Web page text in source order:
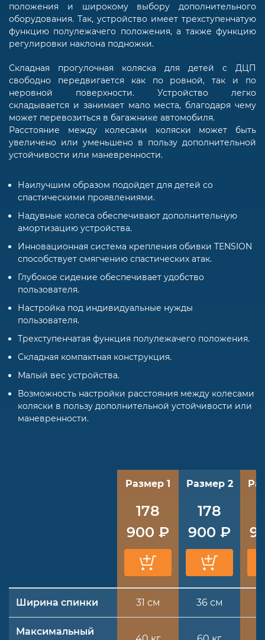
положения и широкому выбору дополнительного
оборудования. Так, устройство имеет трехступенчатую
функцию полулежачего положения, а также функцию
регулировки наклона подножки.
Складная прогулочная коляска для детей с ДЦП
свободно передвигается как по ровной, так и по
неровной поверхности. Устройство легко
складывается и занимает мало места, благодаря чему
может перевозиться в багажнике автомобиля.
Расстояние между колесами коляски может быть
увеличено или уменьшено в пользу дополнительной
устойчивости или маневренности.
Наилучшим образом подойдет для детей со
спастическими проявлениями.
Надувные колеса обеспечивают дополнительную
амортизацию устройства.
Инновационная система крепления обивки TENSION
способствует смягчению спастических атак.
Глубокое сидение обеспечивает удобство
пользователя.
Настройка под индивидуальные нужды
пользователя.
Трехступенчатая функция полулежачего положения.
Складная компактная конструкция.
Малый вес устройства.
Возможность настройки расстояния между колесами
коляски в пользу дополнительной устойчивости или
маневренности.
Размер 1
178
900 ₽
Размер 2
178
900 ₽
Ширина спинки 31 см 36 см
Максимальный